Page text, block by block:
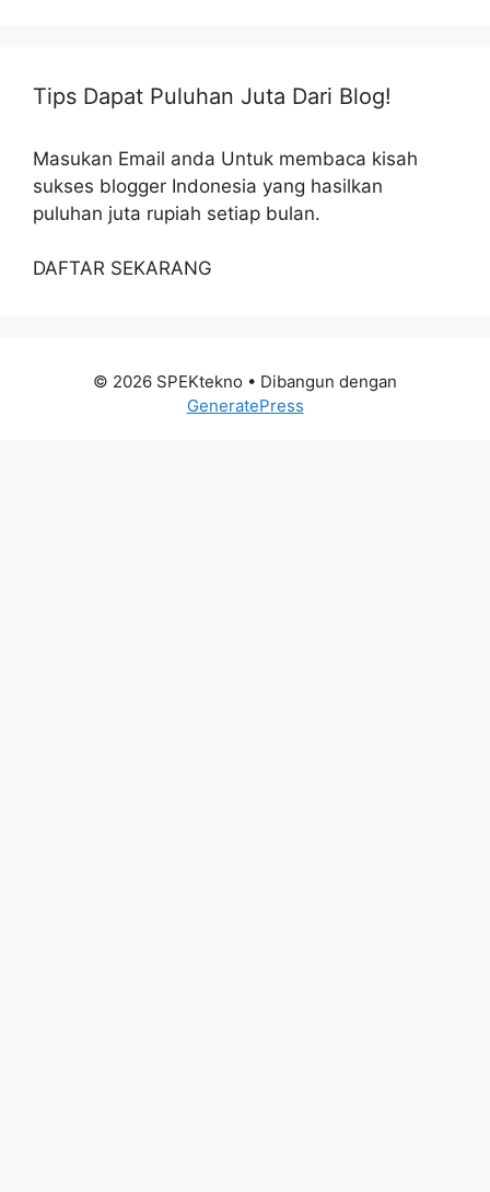
Tips Dapat Puluhan Juta Dari Blog!
Masukan Email anda Untuk membaca kisah
sukses blogger Indonesia yang hasilkan
puluhan juta rupiah setiap bulan.
DAFTAR SEKARANG
© 2026 SPEKtekno • Dibangun dengan
GeneratePress